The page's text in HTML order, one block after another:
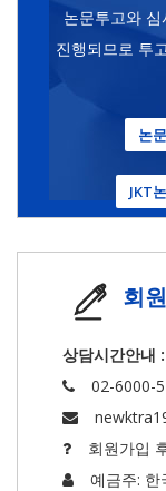
논문투고와
진행되므로 투
논
JKT
회
상담시간안내
02-6000-
회원가입
예금주: 한